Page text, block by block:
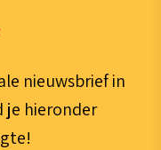
nieuwsbrief in
je hieronder